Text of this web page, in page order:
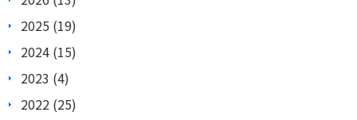
2025 (19)
2024 (15)
2023 (4)
2022 (25)